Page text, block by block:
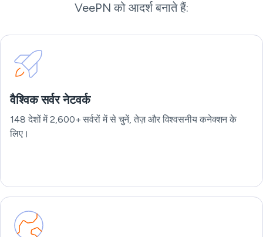
VeePN को आदर्श बनाते हैं:
वैश्विक सर्वर नेटवर्क
148 देशों में 2,600+ सर्वरों में से चुनें, तेज़ और विश्वसनीय कनेक्शन के
लिए।